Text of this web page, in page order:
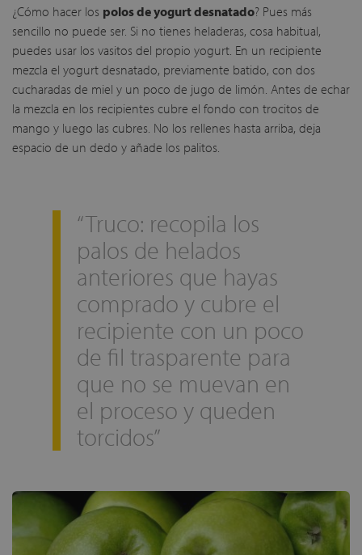
¿Cómo hacer los polos de yogurt desnatado? Pues más
sencillo no puede ser. Si no tienes heladeras, cosa habitual,
puedes usar los vasitos del propio yogurt. En un recipiente
mezcla el yogurt desnatado, previamente batido, con dos
cucharadas de miel y un poco de jugo de limón. Antes de echar
la mezcla en los recipientes cubre el fondo con trocitos de
mango y luego las cubres. No los rellenes hasta arriba, deja
espacio de un dedo y añade los palitos.
“Truco: recopila los
palos de helados
anteriores que hayas
comprado y cubre el
recipiente con un poco
de fil trasparente para
que no se muevan en
el proceso y queden
torcidos”